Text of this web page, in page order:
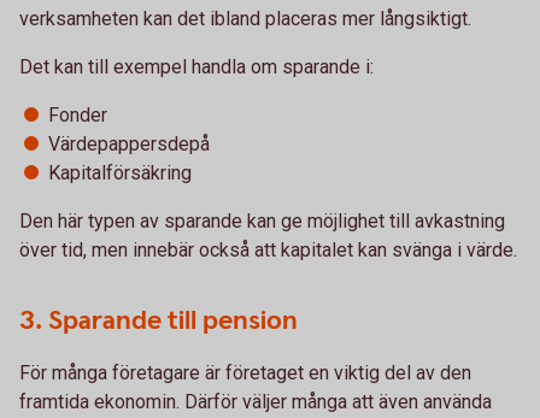
verksamheten kan det ibland placeras mer långsiktigt.
Det kan till exempel handla om sparande i:
Fonder
Värdepappersdepå
Kapitalförsäkring
Den här typen av sparande kan ge möjlighet till avkastning
över tid, men innebär också att kapitalet kan svänga i värde.
3. Sparande till pension
För många företagare är företaget en viktig del av den
framtida ekonomin. Därför väljer många att även använda